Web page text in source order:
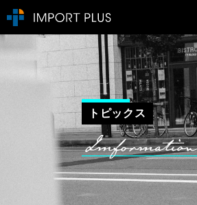
トピックス